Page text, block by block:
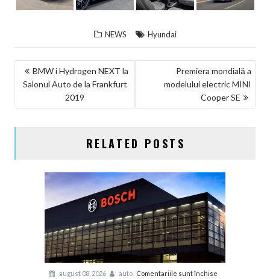
NEWS Hyundai
NAVIGARE
ÎN
ARTICOLE
BMW i Hydrogen NEXT la
Salonul Auto de la Frankfurt
2019
Premiera mondială a
modelului electric MINI
Cooper SE
RELATED POSTS
august 08, 2026 auto Comentariile sunt închise